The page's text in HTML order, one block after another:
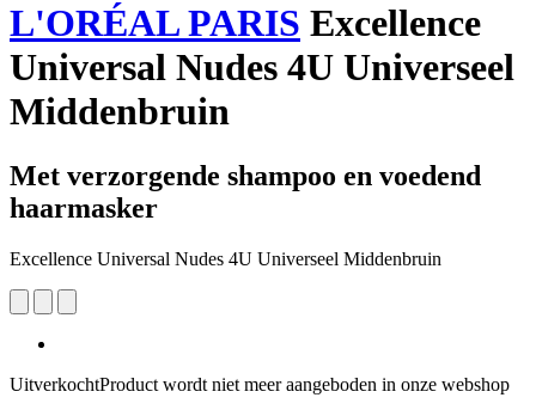
L'ORÉAL PARIS Excellence
Universal Nudes 4U Universeel
Middenbruin
Met verzorgende shampoo en voedend
haarmasker
Excellence Universal Nudes 4U Universeel Middenbruin
UitverkochtProduct wordt niet meer aangeboden in onze webshop